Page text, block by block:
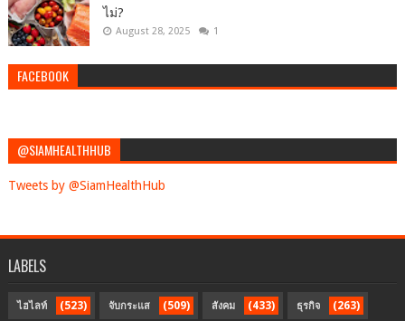
ไม่?
August 28, 2025 1
FACEBOOK
@SIAMHEALTHHUB
Tweets by @SiamHealthHub
LABELS
ไฮไลท์ (523) จับกระแส (509) สังคม (433) ธุรกิจ (263)